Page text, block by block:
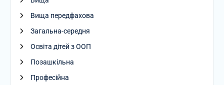
Вища передфахова
Загальна-середня
Освіта дітей з ООП
Позашкільна
Професійна